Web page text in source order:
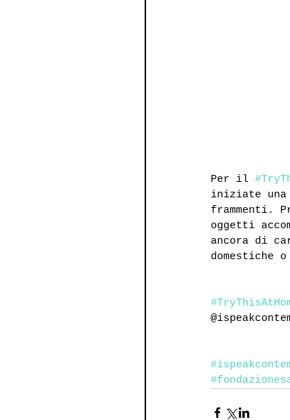
Per il
iniziate
frammenti.
oggetti
ancora di
domestiche